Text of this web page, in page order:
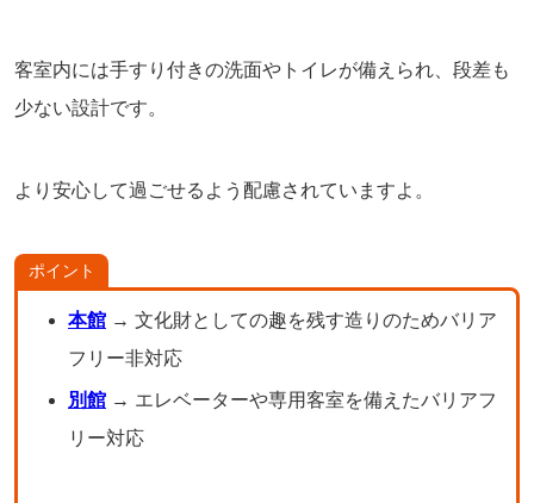
客室内には手すり付きの洗面やトイレが備えられ、段差も
少ない設計です。
より安心して過ごせるよう配慮されていますよ。
ポイント
本館→ 文化財としての趣を残す造りのためバリア
フリー非対応
別館→ エレベーターや専用客室を備えたバリアフ
リー対応